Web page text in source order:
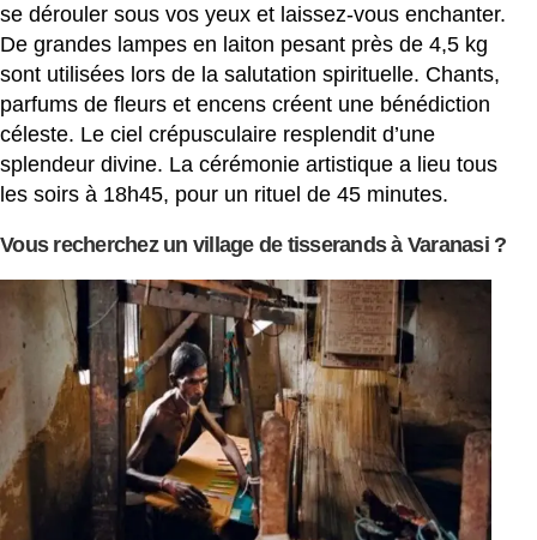
se dérouler sous vos yeux et laissez-vous enchanter.
De grandes lampes en laiton pesant près de 4,5 kg
sont utilisées lors de la salutation spirituelle. Chants,
parfums de fleurs et encens créent une bénédiction
céleste. Le ciel crépusculaire resplendit d’une
splendeur divine. La cérémonie artistique a lieu tous
les soirs à 18h45, pour un rituel de 45 minutes.
Vous recherchez un village de tisserands à Varanasi ?